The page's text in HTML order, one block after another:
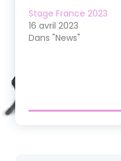
Stage France 2023
16 avril 2023
Dans "News"